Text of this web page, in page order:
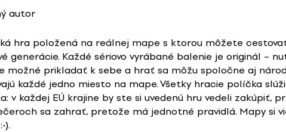
autor
hra položená na reálnej mape s ktorou môžete
generácie. Každé sériovo vyrábané balenie je originál –
možné prikladať k sebe a hrať sa môžu spoločne aj
každé jedno miesto na mape. Všetky hracie políčka
v každej EÚ krajine by ste si uvedenú hru vedeli zakúpiť,
sa zahrať, pretože má jednotné pravidlá. Mapy si
).